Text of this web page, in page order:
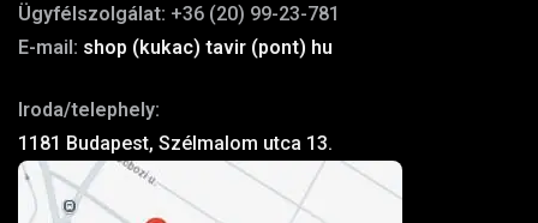
Ügyfélszolgálat: +36 (20) 99-23-781
E-mail: shop (kukac) tavir (pont) hu
Iroda/telephely:
1181 Budapest, Szélmalom utca 13.